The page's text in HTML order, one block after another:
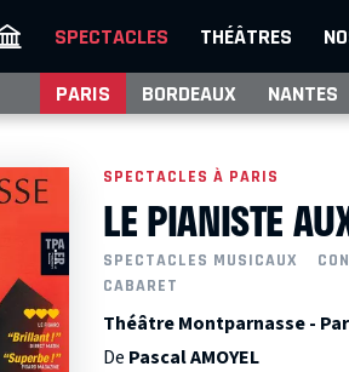
SPECTACLES THÉÂTRES
PARIS BORDEAUX NANTES
SPECTACLES À PARIS
LE PIANISTE
SPECTACLES MUSICAUX
CABARET
Théâtre Montparnasse -
De Pascal AMOYEL